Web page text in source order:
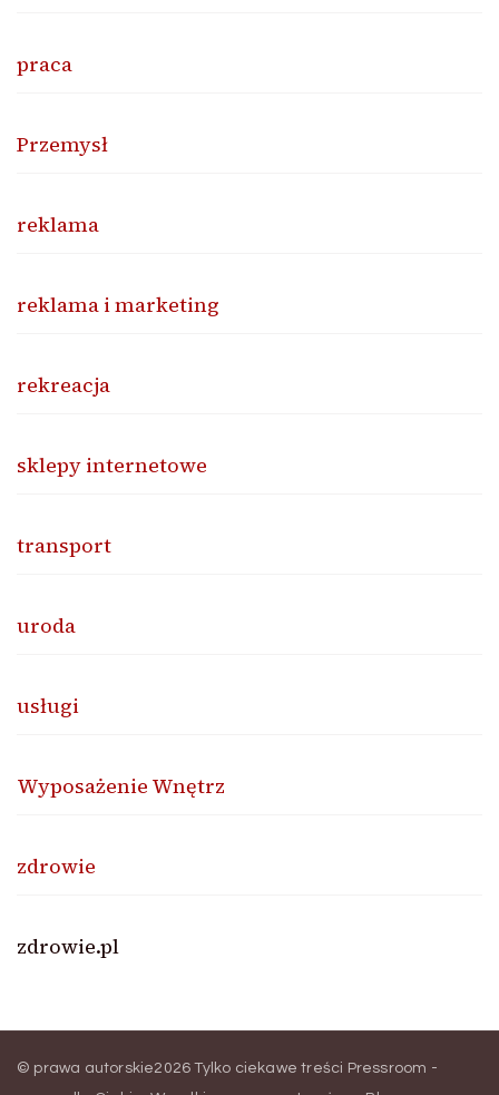
praca
Przemysł
reklama
reklama i marketing
rekreacja
sklepy internetowe
transport
uroda
usługi
Wyposażenie Wnętrz
zdrowie
zdrowie.pl
© prawa autorskie2026Tylko ciekawe treści Pressroom -